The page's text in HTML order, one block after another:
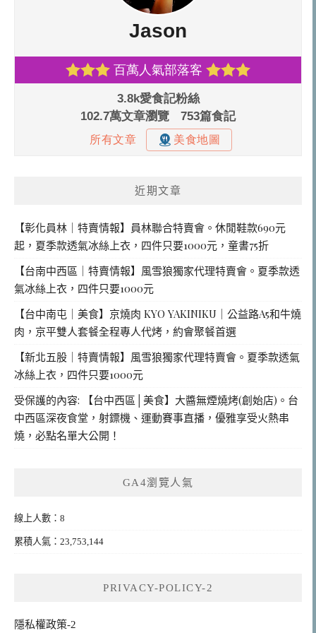
近期文章
【彰化員林｜特賣情報】員林聯合特賣會。休閒鞋款690元
起，夏季款透氣冰絲上衣，四件只要1000元，童書75折
【台南中西區｜特賣情報】風雪狼獨家代理特賣會。夏季款透
氣冰絲上衣，四件只要1000元
【台中南屯｜美食】京燒肉 KYO YAKINIKU｜公益路A5和牛燒
肉，京平雙人套餐全程專人代烤，約會聚餐首選
【新北五股｜特賣情報】風雪狼獨家代理特賣會。夏季款透氣
冰絲上衣，四件只要1000元
受保護的內容: 【台中西區│美食】大醬無煙燒烤(創始店)。台
中西區深夜食堂，射鏢機、運動賽事直播，優雅享受火熱串
燒，必點名單大公開！
GA4瀏覽人氣
線上人數：8
累積人氣：23,753,144
PRIVACY-POLICY-2
隱私權政策-2